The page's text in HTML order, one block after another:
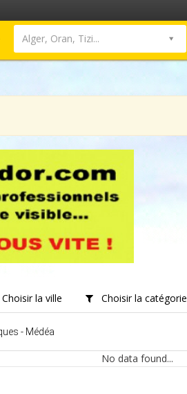
Alger, Oran, Tizi...
la ville Choisir la catégorie
- Médéa
No data found...